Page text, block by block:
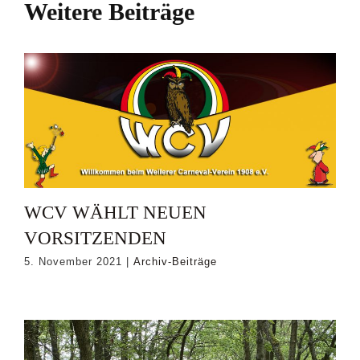
Weitere Beiträge
WCV WÄHLT NEUEN
VORSITZENDEN
5. November 2021 Archiv-Beiträge